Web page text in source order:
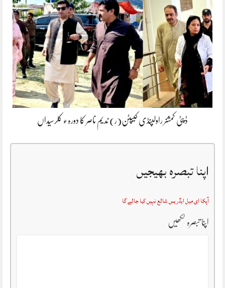
ڈپٹی کمشنر راولپنڈی کیپٹن(ر) ندیم ناصر کا دورہء کلرسیداں
اپنا تبصرہ بھیجیں
آپکا ای میل ایڈریس شائع نہیں کیا جائے گا
اپنا تبصرہ لکھیں